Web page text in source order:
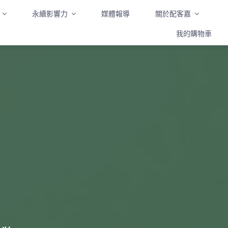
永續影響力 媒體報導 關於配客嘉
我的購物車